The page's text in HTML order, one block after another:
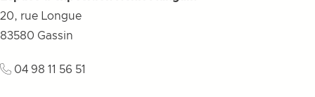
20, rue Longue
83580 Gassin
04 98 11 56 51